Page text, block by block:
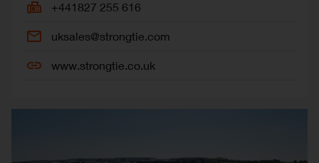
+441827 255 616
uksales@strongtie.com
www.strongtie.co.uk